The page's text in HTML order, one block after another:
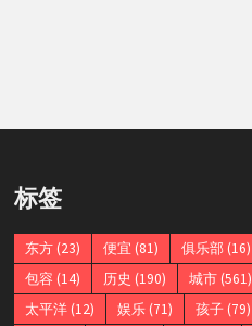
标签
东方(23) 便宜 (81) 俱乐部(16)
包容 (14) 历史 (190) 城市(561)
太平洋(12) 娱乐(71) 孩子(79)